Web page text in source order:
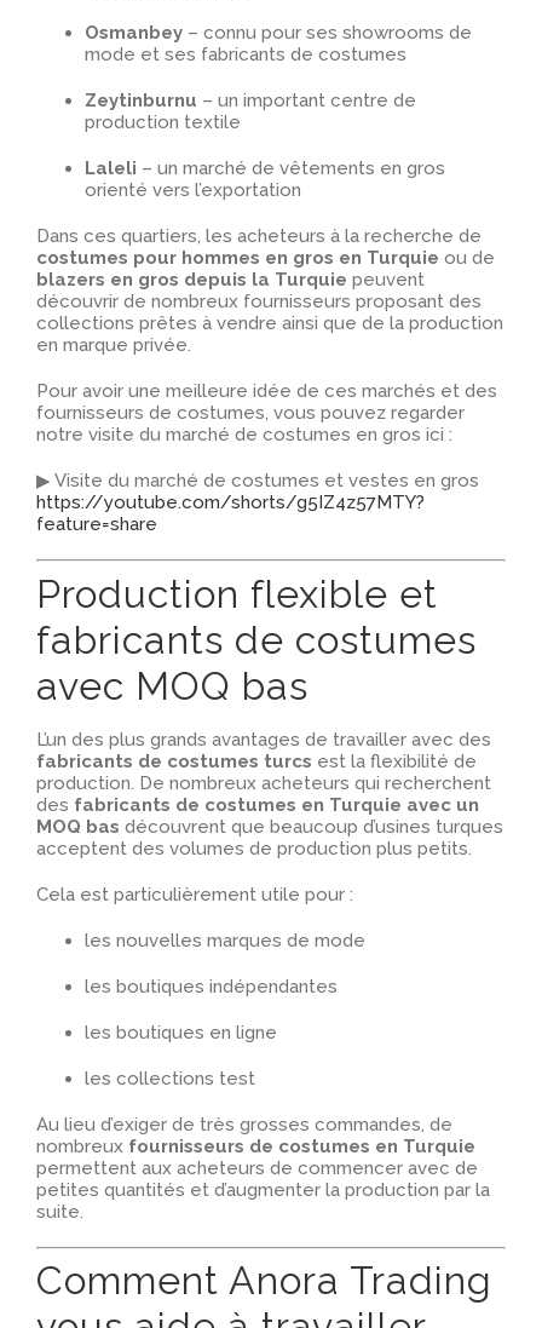
Osmanbey– connu pour ses showrooms de
mode et ses fabricants de costumes
Zeytinburnu – un important centre de
production textile
Laleli – un marché de vêtements en gros
orienté vers l’exportation
Dans ces quartiers, les acheteurs à la recherche de
costumes pour hommes en gros en Turquie ou de
blazers en gros depuis la Turquie peuvent
découvrir de nombreux fournisseurs proposant des
collections prêtes à vendre ainsi que de la production
en marque privée.
Pour avoir une meilleure idée de ces marchés et des
fournisseurs de costumes, vous pouvez regarder
notre visite du marché de costumes en gros ici :
▶ Visite du marché de costumes et vestes en gros
https://youtube.com/shorts/g5IZ4z57MTY?
feature=share
Production flexible et
fabricants de costumes
avec MOQ bas
L’un des plus grands avantages de travailler avec des
fabricants de costumes turcs est la flexibilité de
production. De nombreux acheteurs qui recherchent
des fabricants de costumes en Turquie avec un
MOQ bas découvrent que beaucoup d’usines turques
acceptent des volumes de production plus petits.
Cela est particulièrement utile pour :
les nouvelles marques de mode
les boutiques indépendantes
les boutiques en ligne
les collections test
Au lieu d’exiger de très grosses commandes, de
nombreux fournisseurs de costumes en Turquie
permettent aux acheteurs de commencer avec de
petites quantités et d’augmenter la production par la
suite.
Comment Anora Trading